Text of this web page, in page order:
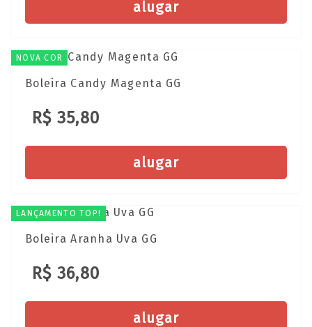
alugar
NOVA COR
Boleira Candy Magenta GG
R$ 35,80
alugar
LANÇAMENTO TOP!
Boleira Aranha Uva GG
R$ 36,80
alugar